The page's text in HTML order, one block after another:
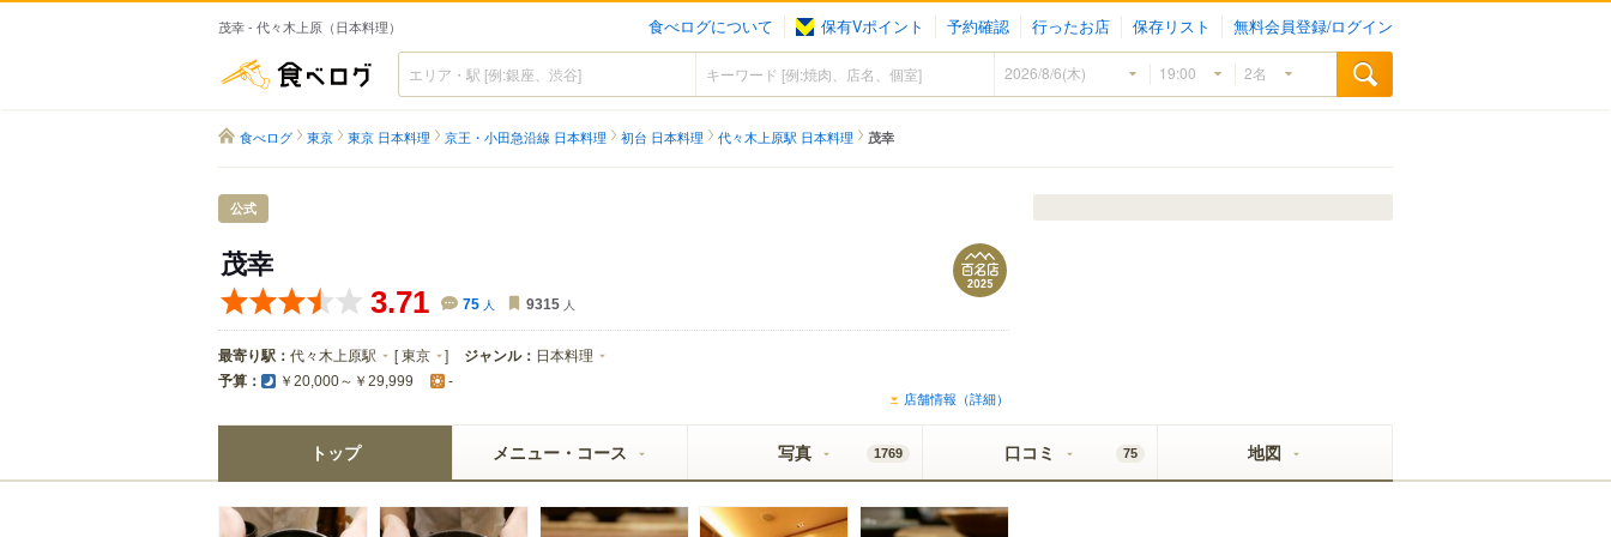
茂幸 - 代々木上原（日本料理） 食べログについて 保有Vポイント 予約確認 行ったお店 保存リスト 無料会員登録/ログイン
食べログ
食べログ 東京 東京 日本料理 京王・小田急沿線 日本料理 初台 日本料理 代々木上原駅 日本料理 茂幸
公式
茂幸
3.71 75 人 9315 人
最寄り駅： 代々木上原駅 [東京 ] ジャンル： 日本料理
予算： ￥20,000～￥29,999 -
店舗情報（詳細）
トップ メニュー・コース 写真 1769 口コミ 75 地図